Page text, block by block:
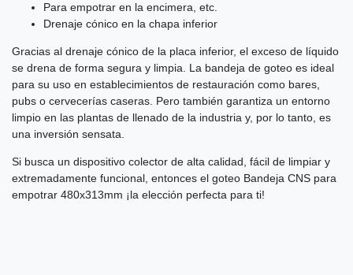
Para empotrar en la encimera, etc.
Drenaje cónico en la chapa inferior
Gracias al drenaje cónico de la placa inferior, el exceso de líquido
se drena de forma segura y limpia. La bandeja de goteo es ideal
para su uso en establecimientos de restauración como bares,
pubs o cervecerías caseras. Pero también garantiza un entorno
limpio en las plantas de llenado de la industria y, por lo tanto, es
una inversión sensata.
Si busca un dispositivo colector de alta calidad, fácil de limpiar y
extremadamente funcional, entonces el goteo Bandeja CNS para
empotrar 480x313mm ¡la elección perfecta para ti!